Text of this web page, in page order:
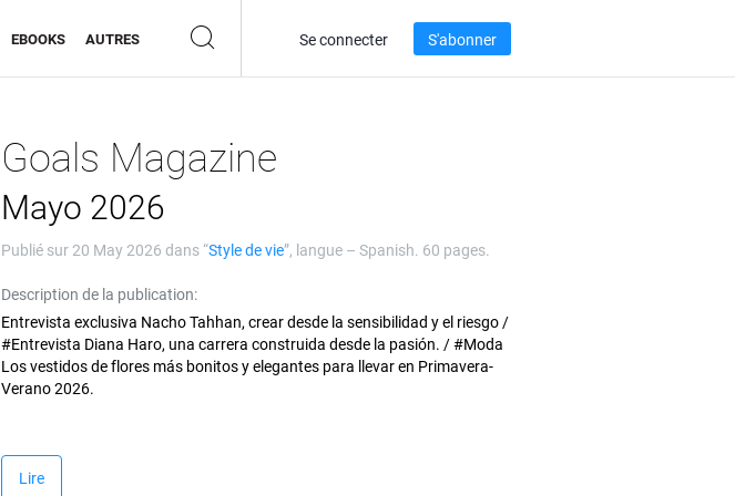
EBOOKS AUTRES Se connecter S'abonner
Goals Magazine
Mayo 2026
Publié sur 20 May 2026 dans “Style de vie”, langue – Spanish. 60 pages.
Description de la publication:
Entrevista exclusiva Nacho Tahhan, crear desde la sensibilidad y el riesgo /
#Entrevista Diana Haro, una carrera construida desde la pasión. / #Moda
Los vestidos de flores más bonitos y elegantes para llevar en Primavera-
Verano 2026.
Lire